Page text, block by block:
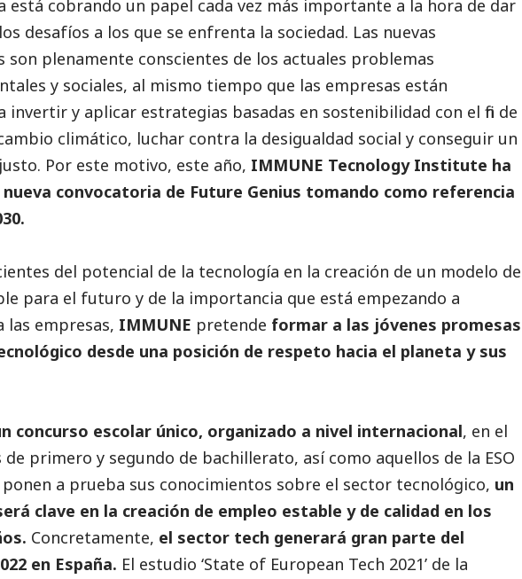
está cobrando un papel cada vez más importante a la hora de dar
desafíos a los que se enfrenta la sociedad. Las nuevas
son plenamente conscientes de los actuales problemas
y sociales, al mismo tiempo que las empresas están
invertir y aplicar estrategias basadas en sostenibilidad con el fin de
climático, luchar contra la desigualdad social y conseguir un
Por este motivo, este año, IMMUNE Tecnology Institute ha
convocatoria de Future Genius tomando como referencia
del potencial de la tecnología en la creación de un modelo de
para el futuro y de la importancia que está empezando a
las empresas, IMMUNE pretende formar a las jóvenes promesas
desde una posición de respeto hacia el planeta y sus
concurso escolar único, organizado a nivel internacional, en el
de primero y segundo de bachillerato, así como aquellos de la ESO
a prueba sus conocimientos sobre el sector tecnológico, un
clave en la creación de empleo estable y de calidad en los
Concretamente, el sector tech generará gran parte del
en España. El estudio ‘State of European Tech 2021’ de la